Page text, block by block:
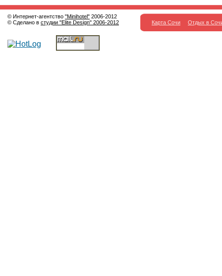
© Интернет-агентство "Minihotel" 2006-2012
© Сделано в студии "Elite Design" 2006-2012 Карта Сочи Отдых в